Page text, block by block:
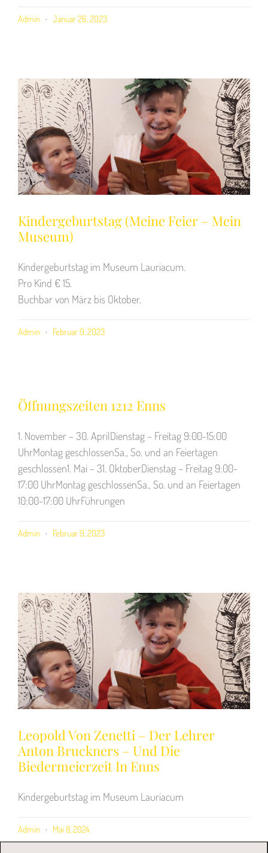
Admin Januar 26, 2023
Kindergeburtstag (Meine Feier – Mein
Museum)
Kindergeburtstag im Museum Lauriacum.
Pro Kind € 15.
Buchbar von März bis Oktober.
Admin Februar 9, 2023
Öffnungszeiten 1212 Enns
1. November – 30. AprilDienstag – Freitag 9:00-15:00
UhrMontag geschlossenSa., So. und an Feiertagen
geschlossen1. Mai – 31. OktoberDienstag – Freitag 9:00-
17:00 UhrMontag geschlossenSa., So. und an Feiertagen
10:00-17:00 UhrFührungen
Admin Februar 9, 2023
Leopold Von Zenetti – Der Lehrer
Anton Bruckners – Und Die
Biedermeierzeit In Enns
Kindergeburtstag im Museum Lauriacum
Admin Mai 8, 2024